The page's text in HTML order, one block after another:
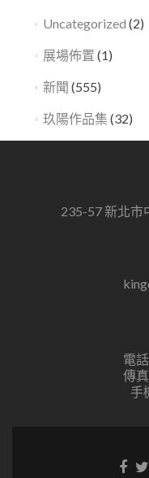
Uncategorized (2)
展場佈置 (1)
新聞 (555)
玖陽作品集 (32)
235-57 新北市
電
傳
手